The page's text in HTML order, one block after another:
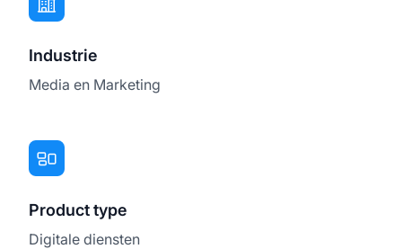
Industrie
Media en Marketing
Product type
Digitale diensten